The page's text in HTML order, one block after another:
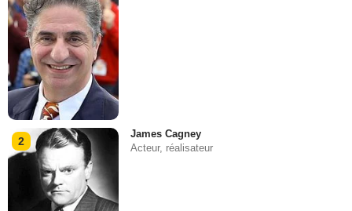
2
James Cagney
Acteur, réalisateur